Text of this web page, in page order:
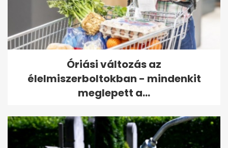
Óriási változás az
élelmiszerboltokban - mindenkit
meglepett a...